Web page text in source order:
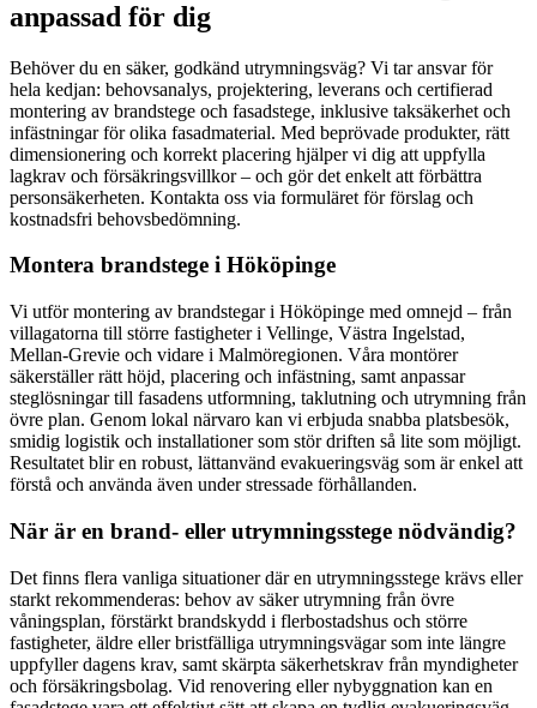
anpassad för dig
Behöver du en säker, godkänd utrymningsväg? Vi tar ansvar för
hela kedjan: behovsanalys, projektering, leverans och certifierad
montering av brandstege och fasadstege, inklusive taksäkerhet och
infästningar för olika fasadmaterial. Med beprövade produkter, rätt
dimensionering och korrekt placering hjälper vi dig att uppfylla
lagkrav och försäkringsvillkor – och gör det enkelt att förbättra
personsäkerheten. Kontakta oss via formuläret för förslag och
kostnadsfri behovsbedömning.
Montera brandstege i Hököpinge
Vi utför montering av brandstegar i Hököpinge med omnejd – från
villagatorna till större fastigheter i Vellinge, Västra Ingelstad,
Mellan-Grevie och vidare i Malmöregionen. Våra montörer
säkerställer rätt höjd, placering och infästning, samt anpassar
steglösningar till fasadens utformning, taklutning och utrymning från
övre plan. Genom lokal närvaro kan vi erbjuda snabba platsbesök,
smidig logistik och installationer som stör driften så lite som möjligt.
Resultatet blir en robust, lättanvänd evakueringsväg som är enkel att
förstå och använda även under stressade förhållanden.
När är en brand- eller utrymningsstege nödvändig?
Det finns flera vanliga situationer där en utrymningsstege krävs eller
starkt rekommenderas: behov av säker utrymning från övre
våningsplan, förstärkt brandskydd i flerbostadshus och större
fastigheter, äldre eller bristfälliga utrymningsvägar som inte längre
uppfyller dagens krav, samt skärpta säkerhetskrav från myndigheter
och försäkringsbolag. Vid renovering eller nybyggnation kan en